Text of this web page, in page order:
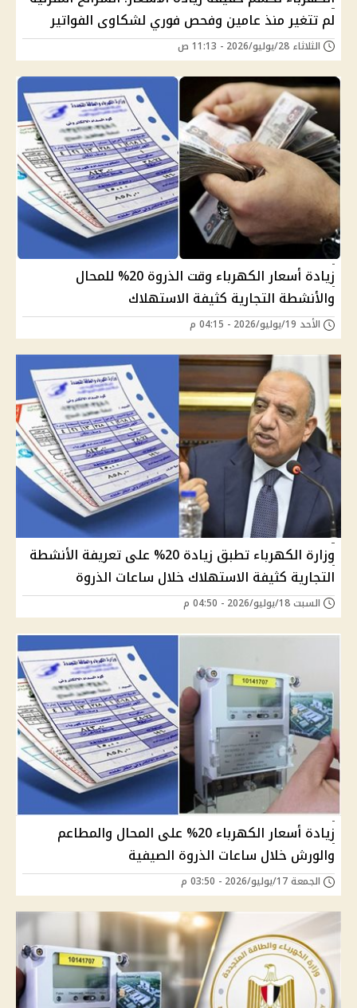
لم تتغير منذ عامين وفحص فوري لشكاوى الفواتير
الثلاثاء 28/يوليو/2026 - 11:13 ص
زيادة أسعار الكهرباء وقت الذروة 20% للمحال
والأنشطة التجارية كثيفة الاستهلاك
الأحد 19/يوليو/2026 - 04:15 م
وزارة الكهرباء تطبق زيادة 20% على تعريفة الأنشطة
التجارية كثيفة الاستهلاك خلال ساعات الذروة
السبت 18/يوليو/2026 - 04:50 م
زيادة أسعار الكهرباء 20% على المحال والمطاعم
والورش خلال ساعات الذروة الصيفية
الجمعة 17/يوليو/2026 - 03:50 م